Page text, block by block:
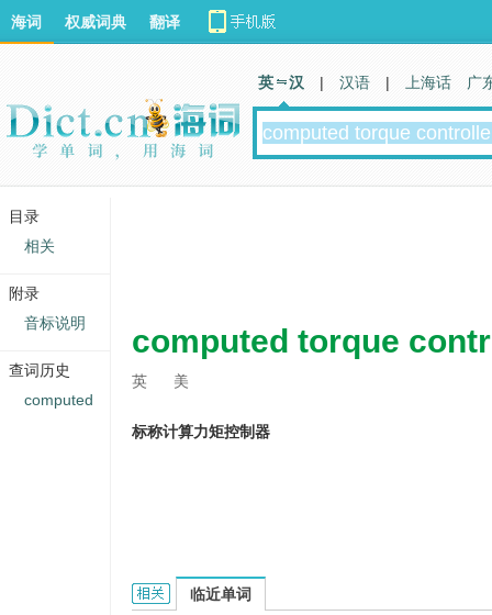
computed torque
英 美
标称计算力矩控制器
Computed torque controller的相关资料：
临近单词
海词 权威词典 翻译
英 汉 | 汉语 | 上海话 广
目录
相关
附录
音标说明
查词历史
computed